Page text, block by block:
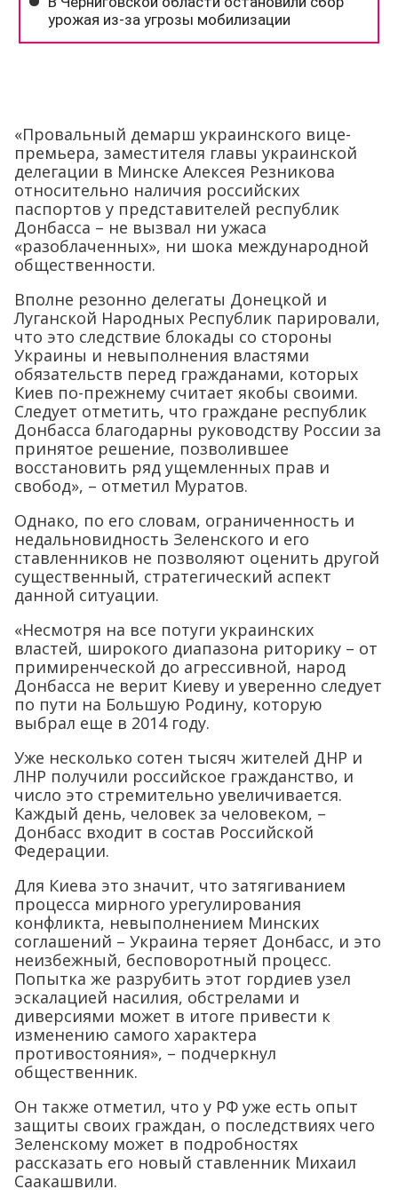
«Провальный демарш украинского вице-
премьера, заместителя главы украинской
делегации в Минске Алексея Резникова
относительно наличия российских
паспортов у представителей республик
Донбасса – не вызвал ни ужаса
«разоблаченных», ни шока международной
общественности.
Вполне резонно делегаты Донецкой и
Луганской Народных Республик парировали,
что это следствие блокады со стороны
Украины и невыполнения властями
обязательств перед гражданами, которых
Киев по-прежнему считает якобы своими.
Следует отметить, что граждане республик
Донбасса благодарны руководству России за
принятое решение, позволившее
восстановить ряд ущемленных прав и
свобод», – отметил Муратов.
Однако, по его словам, ограниченность и
недальновидность Зеленского и его
ставленников не позволяют оценить другой
существенный, стратегический аспект
данной ситуации.
«Несмотря на все потуги украинских
властей, широкого диапазона риторику – от
примиренческой до агрессивной, народ
Донбасса не верит Киеву и уверенно следует
по пути на Большую Родину, которую
выбрал еще в 2014 году.
Уже несколько сотен тысяч жителей ДНР и
ЛНР получили российское гражданство, и
число это стремительно увеличивается.
Каждый день, человек за человеком, –
Донбасс входит в состав Российской
Федерации.
Для Киева это значит, что затягиванием
процесса мирного урегулирования
конфликта, невыполнением Минских
соглашений – Украина теряет Донбасс, и это
неизбежный, бесповоротный процесс.
Попытка же разрубить этот гордиев узел
эскалацией насилия, обстрелами и
диверсиями может в итоге привести к
изменению самого характера
противостояния», – подчеркнул
общественник.
Он также отметил, что у РФ уже есть опыт
защиты своих граждан, о последствиях чего
Зеленскому может в подробностях
рассказать его новый ставленник Михаил
Саакашвили.